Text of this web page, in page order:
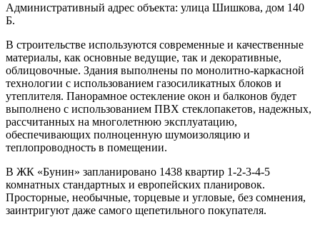
Административный адрес объекта: улица Шишкова, дом 140
Б.
В строительстве используются современные и качественные
материалы, как основные ведущие, так и декоративные,
облицовочные. Здания выполнены по монолитно-каркасной
технологии с использованием газосиликатных блоков и
утеплителя. Панорамное остекление окон и балконов будет
выполнено с использованием ПВХ стеклопакетов, надежных,
рассчитанных на многолетнюю эксплуатацию,
обеспечивающих полноценную шумоизоляцию и
теплопроводность в помещении.
В ЖК «Бунин» запланировано 1438 квартир 1-2-3-4-5
комнатных стандартных и европейских планировок.
Просторные, необычные, торцевые и угловые, без сомнения,
заинтригуют даже самого щепетильного покупателя.